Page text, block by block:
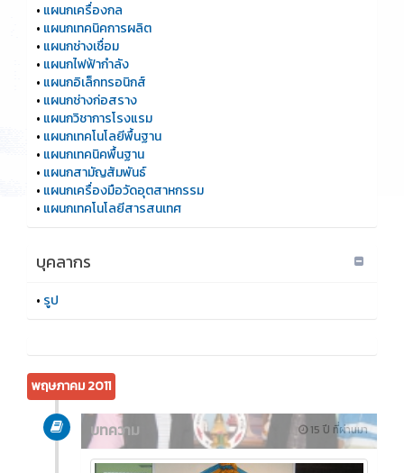
• แผนกเครื่องกล
• แผนกเทคนิคการผลิต
• แผนกช่างเชื่อม
• แผนกไฟฟ้ากำลัง
• แผนกอิเล็กทรอนิกส์
• แผนกช่างก่อสราง
• แผนกวิชาการโรงแรม
• แผนกเทคโนโลยีพื้นฐาน
• แผนกเทคนิคพื้นฐาน
• แผนกสามัญสัมพันธ์
• แผนกเครื่องมือวัดอุตสาหกรรม
• แผนกเทคโนโลยีสารสนเทศ
บุคลากร
• รูป
พฤษภาคม 2011
15 ปี ที่ผ่านมา
บทความ